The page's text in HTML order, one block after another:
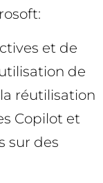
et de
de
réutilisation
Copilot et
sur des